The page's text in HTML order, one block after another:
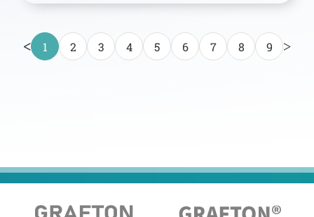
< 1 2 3 4 5 6 7 8 9 >